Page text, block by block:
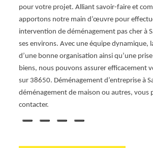
pour votre projet. Alliant savoir-faire et
apportons notre main d’œuvre pour
intervention de déménagement pas cher à
ses environs. Avec une équipe dynamique,
d’une bonne organisation ainsi qu’une
biens, nous pouvons assurer efficacement
sur 38650. Déménagement d’entreprise à
déménagement de maison ou autres, vous
contacter.